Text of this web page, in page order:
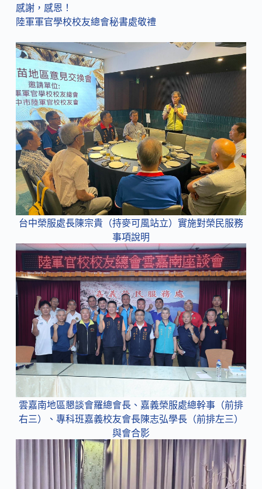
感謝，感恩！
陸軍軍官學校校友總會秘書處敬禮
台中榮服處長陳宗貴（持麥可風站立）實施對榮民服務
事項說明
雲嘉南地區懇談會羅總會長、嘉義榮服處總幹事（前排
右三）、專科班嘉義校友會長陳志弘學長（前排左三）
與會合影